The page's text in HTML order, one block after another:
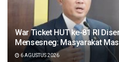
War Ticket HUT ke-81 RI
Mensesneg: Masyarakat
6 AGUSTUS 2026